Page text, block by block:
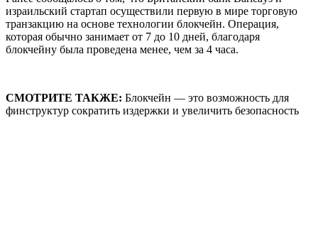
израильский стартап осуществили первую в мире торговую
транзакцию на основе технологии блокчейн. Операция,
которая обычно занимает от 7 до 10 дней, благодаря
блокчейну была проведена менее, чем за 4 часа.
СМОТРИТЕ ТАКЖЕ: Блокчейн — это возможность для
финструктур сократить издержки и увеличить безопасность